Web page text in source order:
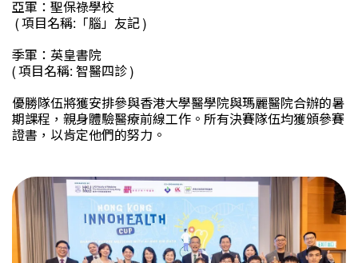
亞軍：聖保祿學校
( 項目名稱:「腦」友記 )
季軍：英皇書院
( 項目名稱: 智醫四診 )
優勝隊伍將獲安排參與香港大學醫學院與瑪麗醫院合辦的暑
期課程，親身體驗醫療前線工作。所有決賽隊伍均獲頒參賽
證書，以肯定他們的努力。